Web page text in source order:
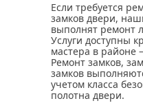
Если требуется
замков двери,
выполнят ремонт
Услуги доступны
мастера в районе
Ремонт замков,
замков
учетом класса
полотна двери.